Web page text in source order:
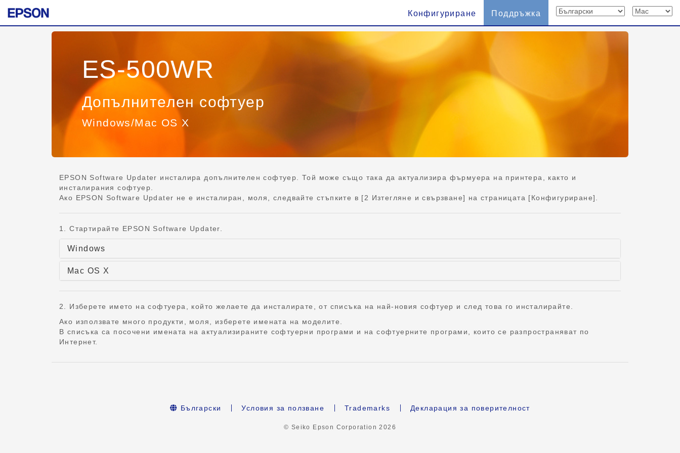
Конфигуриране Поддръжка
ES-500WR
Допълнителен софтуер
Windows/Mac OS X
EPSON Software Updater инсталира допълнителен софтуер. Той може също така да актуализира фърмуера на принтера, както и
инсталирания софтуер.
Ако EPSON Software Updater не е инсталиран, моля, следвайте стъпките в [2 Изтегляне и свързване] на страницата [Конфигуриране].
1. Стартирайте EPSON Software Updater.
Windows
Mac OS X
2. Изберете името на софтуера, който желаете да инсталирате, от списъка на най-новия софтуер и след това го инсталирайте.
Ако използвате много продукти, моля, изберете имената на моделите.
В списъка са посочени имената на актуализираните софтуерни програми и на софтуерните програми, които се разпространяват по
Интернет.
Български Условия за ползване Trademarks Декларация за поверителност
© Seiko Epson Corporation2026